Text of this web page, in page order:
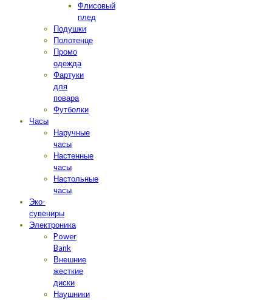
Флисовый
плед
Подушки
Полотенце
Промо
одежда
Фартуки
для
повара
Футболки
Часы
Наручные
часы
Настенные
часы
Настольные
часы
Эко-
сувениры
Электроника
Power
Bank
Внешние
жесткие
диски
Наушники